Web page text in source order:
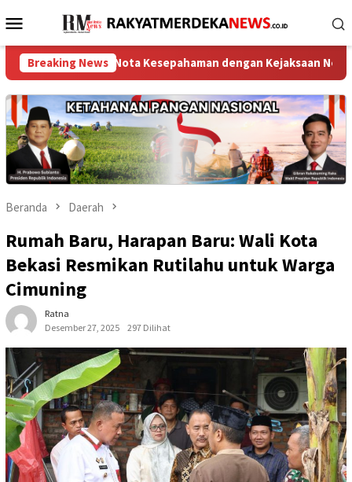
ke
Menu
Mobile
Breaking News
Nota Kesepahaman dengan Kejaksaan Negeri Jakarta
Beranda Daerah
Rumah Baru, Harapan Baru: Wali Kota
Bekasi Resmikan Rutilahu untuk Warga
Cimuning
Ratna
Desember 27, 2025
297 Dilihat